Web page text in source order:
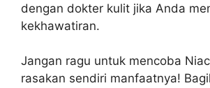
dengan dokter kulit jika Anda
kekhawatiran.
Jangan ragu untuk mencoba
rasakan sendiri manfaatnya!